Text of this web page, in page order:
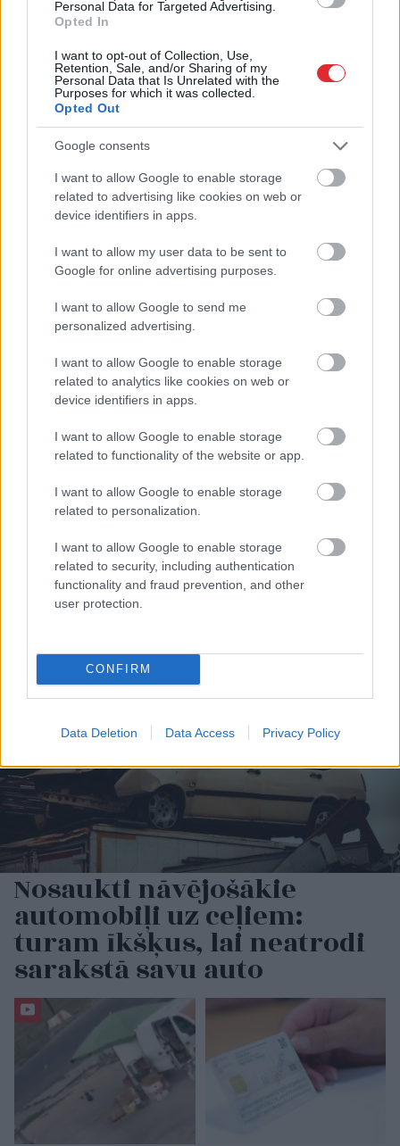
Personal Data for Targeted Advertising.
Opted In
I want to opt-out of Collection, Use,
Retention, Sale, and/or Sharing of my
Personal Data that Is Unrelated with the
Purposes for which it was collected.
Opted Out
Google consents
I want to allow Google to enable storage
related to advertising like cookies on web or
device identifiers in apps.
I want to allow my user data to be sent to
Google for online advertising purposes.
I want to allow Google to send me
personalized advertising.
I want to allow Google to enable storage
related to analytics like cookies on web or
device identifiers in apps.
I want to allow Google to enable storage
related to functionality of the website or app.
I want to allow Google to enable storage
related to personalization.
I want to allow Google to enable storage
related to security, including authentication
functionality and fraud prevention, and other
user protection.
CONFIRM
Data Deletion Data Access Privacy Policy
Pircējipie cenu zīmes
kasa galvu –
matemātika uz brīdi
darboties
gulētiešanas, un
iemigsi tik ātri, cik
ieteikumi ātrākai
aizmigšanai
Nosaukti nāvējošākie
automobiļi uz ceļiem:
turam īkšķus, lai neatrodi
sarakstā savu auto
Atcelt Ziņot